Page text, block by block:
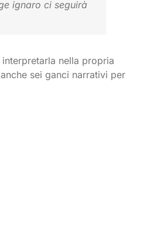
ignaro ci seguirà
nella propria
sei ganci narrativi per